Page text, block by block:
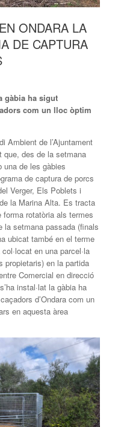
ONDARA LA
DE CAPTURA
gàbia ha sigut
com un lloc òptim
Ambient de l’Ajuntament
que, des de la setmana
una de les gàbies
de captura de porcs
Verger, Els Poblets i
la Marina Alta. Es tracta
forma rotatòria als termes
la setmana passada (finals
ubicat també en el terme
en una parcel·la
propietaris) en la partida
Comercial en direcció
instal·lat la gàbia ha
d’Ondara com un
en aquesta àrea